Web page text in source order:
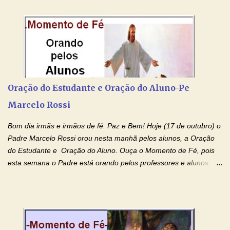
por estas valiosas orações. Tenham um lindo fim de semana na
paz de Jesus Cristo e no amor de Maria Santíssima. Adriana-
Devoção e Fé Clique para acessar: Facebook Padre Marcelo
Rossi Site Padre Marcelo Rossi (para ouvir o Momento de Fé)
Tocai, Cura! E Restaura! "Jesus, no poder de Seu Nome, peço
agora que as águas do meu batismo fluam para trás através das
gerações, através de todas as raízes da minha árvore
genealógica. Que o Sangue de Jesus, purificador e vivificante,
Oração do Estudante e Oração do Aluno-Pe
Marcelo Rossi
Bom dia irmãs e irmãos de fé. Paz e Bem! Hoje (17 de outubro) o
Padre Marcelo Rossi orou nesta manhã pelos alunos, a Oração
do Estudante e Oração do Aluno. Ouça o Momento de Fé, pois
esta semana o Padre está orando pelos professores e alunos.
intelectualmente e espiritualmente para o dia da prova. Confie no
amor Ágape de Jesus e no amor materno de Nossa Senhora.